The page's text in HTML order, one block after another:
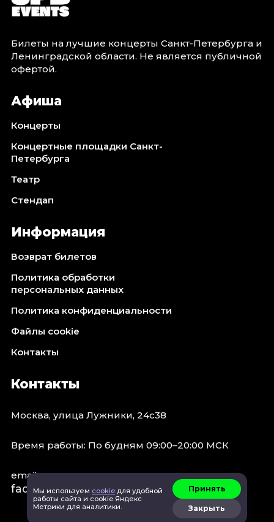
Билеты на лучшие концерты Санкт-Петербурга и
Ленинградской области. Не является публичной
офертой.
Афиша
Концерты
Концертные площадки Санкт-
Петербурга
Театр
Стендап
Информация
Возврат билетов
Политика обработки
персональных данных
Политика конфиденциальности
Файлы cookie
Контакты
Контакты
Москва, улица Лужники, 24с38
Время работы: По будням 09:00–20:00 МСК
email:
faq@spb.events
Мы используем cookie для удобной
работы сайта и cookie Яндекс
Метрики для аналитики.
Принять
Закрыть